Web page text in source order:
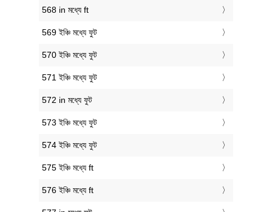
568 in মধ্যে ft
569 ইঞ্চি মধ্যে ফুট
570 ইঞ্চি মধ্যে ফুট
571 ইঞ্চি মধ্যে ফুট
572 in মধ্যে ফুট
573 ইঞ্চি মধ্যে ফুট
574 ইঞ্চি মধ্যে ফুট
575 ইঞ্চি মধ্যে ft
576 ইঞ্চি মধ্যে ft